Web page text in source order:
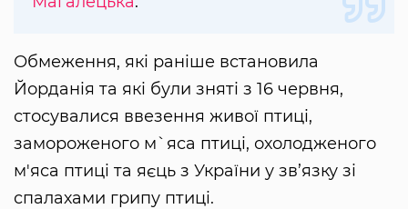
Обмеження, які раніше встановила
Йорданія та які були зняті з 16 червня,
стосувалися ввезення живої птиці,
замороженого м`яса птиці, охолодженого
м'яса птиці та яєць з України у зв’язку зі
спалахами грипу птиці.